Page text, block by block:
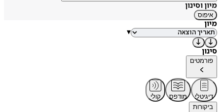
מיון וסינון
איפוס
מיון
▾
סינון
פורמטים
דיגיטלי מודפס
קולי
ביקורות